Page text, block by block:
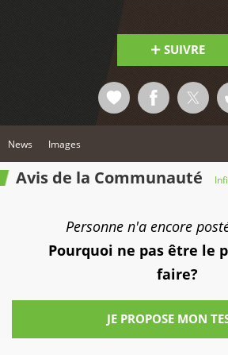
SUIVRE
News Images
Avis de la Communauté
Personne n'a encore
Pourquoi ne pas être le
faire?
JE PROPOSE MON